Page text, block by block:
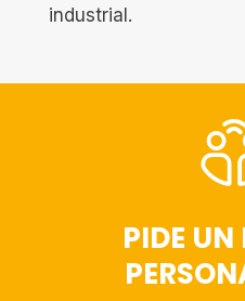
industrial.
PIDE UN